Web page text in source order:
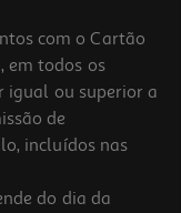
com o Cartão
em todos os
igual ou superior a
de
incluídos nas
do dia da